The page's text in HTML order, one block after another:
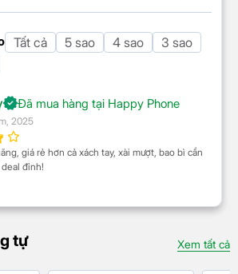
đi kèm
trên bề mặt quần áo, ủi nhanh, an
Tất cả 5 sao 4 sao
3 sao
Đã mua hàng tại Happy Phone
2025
giá rẻ hơn cả xách tay, xài mượt, bao bì cẩn
đỉnh!
tự Xem tất cả